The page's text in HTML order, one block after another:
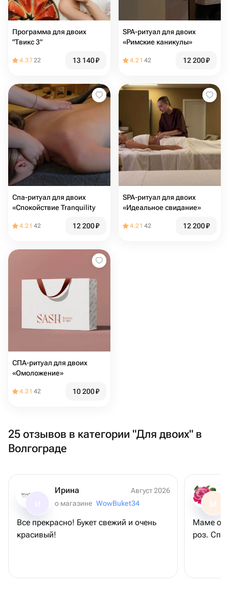
Программа для двоих
"Твикс 3"
4.3722 13 140₽
SPA-ритуал для двоих
«Римские каникулы»
4.21 42 12 200₽
Спа-ритуал для двоих
«Спокойствие Tranquility
4.21 42 12 200₽
SPA-ритуал для двоих
«Идеальное свидание»
4.21 42 12 200₽
СПА-ритуал для двоих
«Омоложение»
4.21 42 10 200₽
25 отзывов в категории "Для двоих" в
Волгограде
Ирина
Август 2026
о магазине WowBuket34
Все прекрасно! Букет свежий и очень
красивый!
М
Маме
роз.